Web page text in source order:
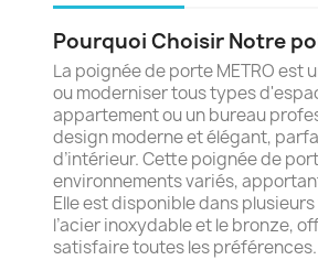
Pourquoi Choisir Notre
La poignée de porte METRO est
ou moderniser tous types
appartement ou un bureau
design moderne et élégant,
d’intérieur. Cette poignée de
environnements variés,
Elle est disponible dans
l’acier inoxydable et le bronze,
satisfaire toutes les préférences.